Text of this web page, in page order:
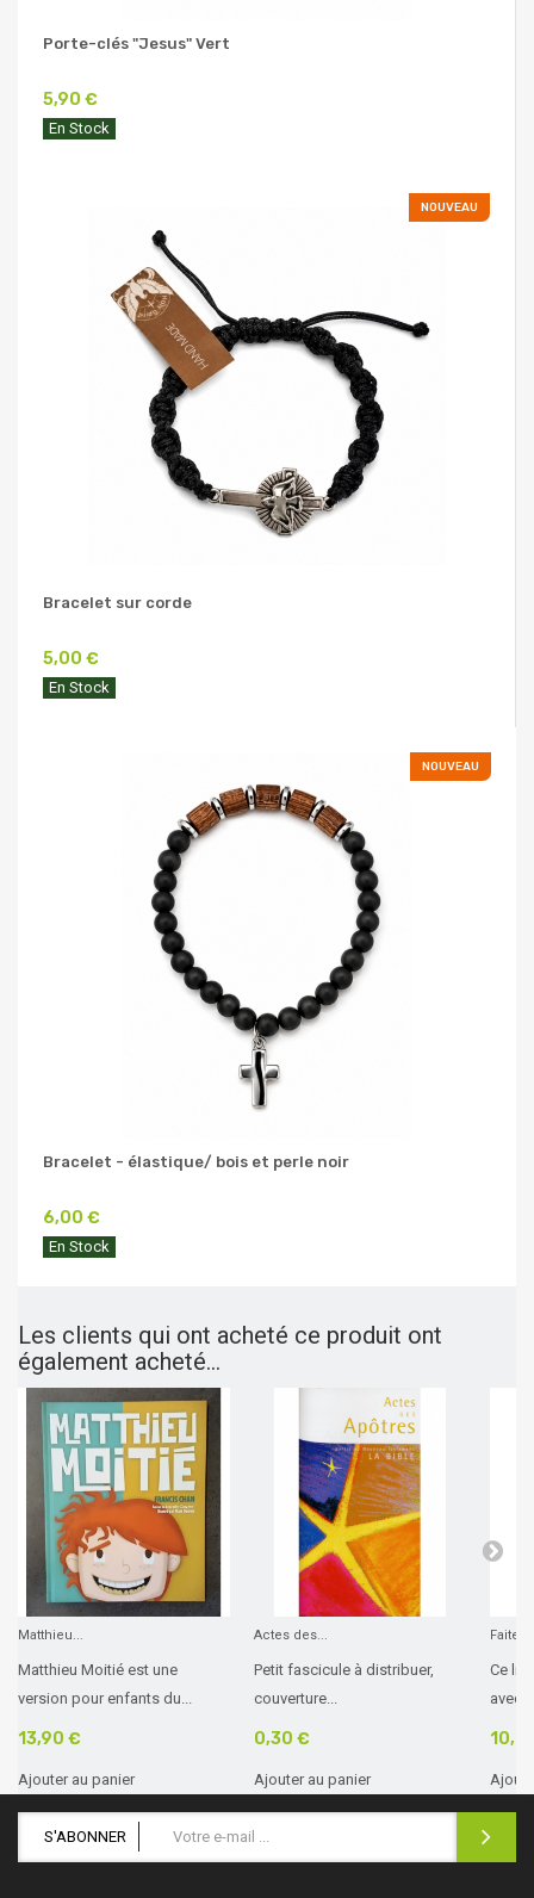
Porte-clés "Jesus" Vert
5,90 €
En Stock
NOUVEAU
Bracelet sur corde
5,00 €
En Stock
NOUVEAU
Bracelet - élastique/ bois et perle noir
6,00 €
En Stock
Les clients qui ont acheté ce produit ont
également acheté...
Matthieu...
Matthieu Moitié est une
version pour enfants du...
13,90 €
Ajouter au panier
Actes des...
Petit fascicule à distribuer,
couverture...
0,30 €
Ajouter au panier
Faites
Ce
avec...
S'ABONNER